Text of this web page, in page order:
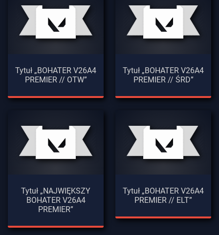
Tytuł „BOHATER V26A4
PREMIER // OTW”
Tytuł „BOHATER V26A4
PREMIER // ŚRD”
Tytuł „NAJWIĘKSZY
BOHATER V26A4
PREMIER”
Tytuł „BOHATER V26A4
PREMIER // ELT”